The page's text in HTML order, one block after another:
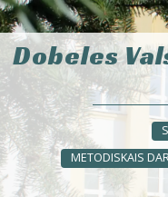
Dobeles
METODISKAIS